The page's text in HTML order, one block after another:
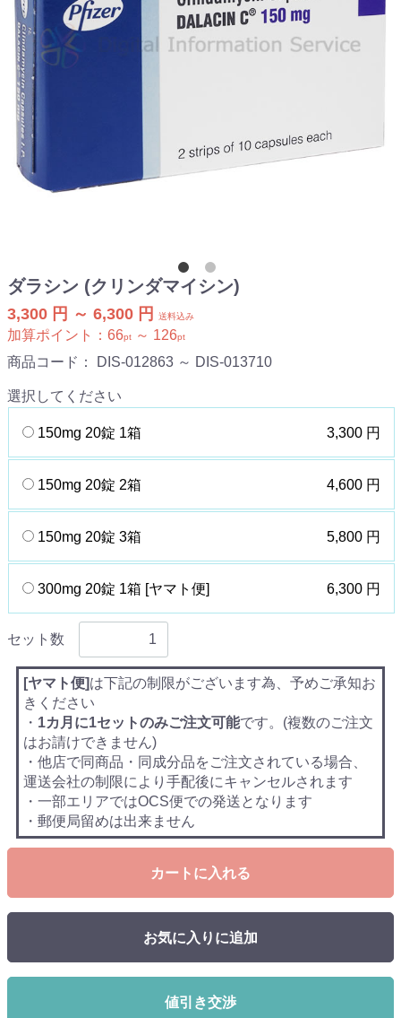
ダラシン (クリンダマイシン)
3,300 円 ～ 6,300 円 送料込み
加算ポイント： 66pt ～ 126pt
商品コード： DIS-012863 ～ DIS-013710
選択してください
150mg 20錠 1箱 3,300 円
150mg 20錠 2箱 4,600 円
150mg 20錠 3箱 5,800 円
300mg 20錠 1箱 [ヤマト便] 6,300 円
セット数
[ヤマト便]は下記の制限がございます為、予めご承知お
きください
・ 1カ月に1セットのみご注文可能です。(複数のご注文
はお請けできません)
・他店で同商品・同成分品をご注文されている場合、
運送会社の制限により手配後にキャンセルされます
・一部エリアではOCS便での発送となります
・郵便局留めは出来ません
カートに入れる
お気に入りに追加
値引き交渉